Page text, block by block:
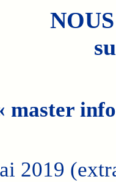
master
2019